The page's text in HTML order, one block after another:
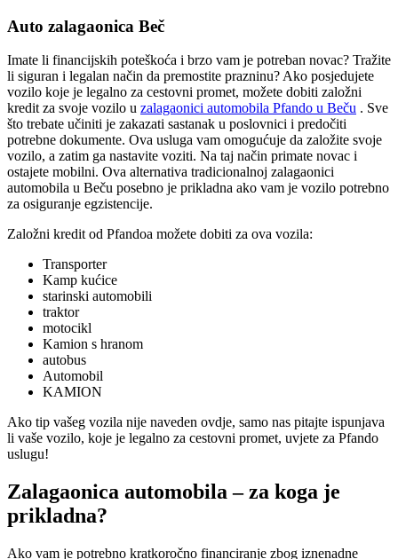
Auto zalagaonica Beč
Imate li financijskih poteškoća i brzo vam je potreban novac? Tražite
li siguran i legalan način da premostite prazninu? Ako posjedujete
vozilo koje je legalno za cestovni promet, možete dobiti založni
kredit za svoje vozilo u zalagaonici automobila Pfando u Beču . Sve
što trebate učiniti je zakazati sastanak u poslovnici i predočiti
potrebne dokumente. Ova usluga vam omogućuje da založite svoje
vozilo, a zatim ga nastavite voziti. Na taj način primate novac i
ostajete mobilni. Ova alternativa tradicionalnoj zalagaonici
automobila u Beču posebno je prikladna ako vam je vozilo potrebno
za osiguranje egzistencije.
Založni kredit od Pfandoa možete dobiti za ova vozila:
Transporter
Kamp kućice
starinski automobili
traktor
motocikl
Kamion s hranom
autobus
Automobil
KAMION
Ako tip vašeg vozila nije naveden ovdje, samo nas pitajte ispunjava
li vaše vozilo, koje je legalno za cestovni promet, uvjete za Pfando
uslugu!
Zalagaonica automobila – za koga je
prikladna?
Ako vam je potrebno kratkoročno financiranje zbog iznenadne